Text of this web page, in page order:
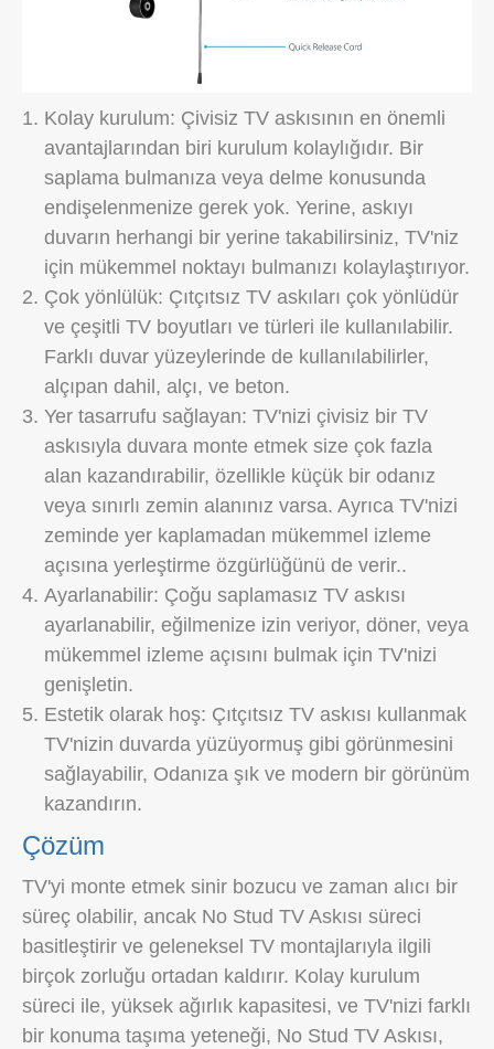
Kolay kurulum: Çivisiz TV askısının en önemli
avantajlarından biri kurulum kolaylığıdır. Bir
saplama bulmanıza veya delme konusunda
endişelenmenize gerek yok. Yerine, askıyı
duvarın herhangi bir yerine takabilirsiniz, TV'niz
için mükemmel noktayı bulmanızı kolaylaştırıyor.
Çok yönlülük: Çıtçıtsız TV askıları çok yönlüdür
ve çeşitli TV boyutları ve türleri ile kullanılabilir.
Farklı duvar yüzeylerinde de kullanılabilirler,
alçıpan dahil, alçı, ve beton.
Yer tasarrufu sağlayan: TV'nizi çivisiz bir TV
askısıyla duvara monte etmek size çok fazla
alan kazandırabilir, özellikle küçük bir odanız
veya sınırlı zemin alanınız varsa. Ayrıca TV'nizi
zeminde yer kaplamadan mükemmel izleme
açısına yerleştirme özgürlüğünü de verir..
Ayarlanabilir: Çoğu saplamasız TV askısı
ayarlanabilir, eğilmenize izin veriyor, döner, veya
mükemmel izleme açısını bulmak için TV'nizi
genişletin.
Estetik olarak hoş: Çıtçıtsız TV askısı kullanmak
TV'nizin duvarda yüzüyormuş gibi görünmesini
sağlayabilir, Odanıza şık ve modern bir görünüm
kazandırın.
Çözüm
TV'yi monte etmek sinir bozucu ve zaman alıcı bir
süreç olabilir, ancak No Stud TV Askısı süreci
basitleştirir ve geleneksel TV montajlarıyla ilgili
birçok zorluğu ortadan kaldırır. Kolay kurulum
süreci ile, yüksek ağırlık kapasitesi, ve TV'nizi farklı
bir konuma taşıma yeteneği, No Stud TV Askısı,